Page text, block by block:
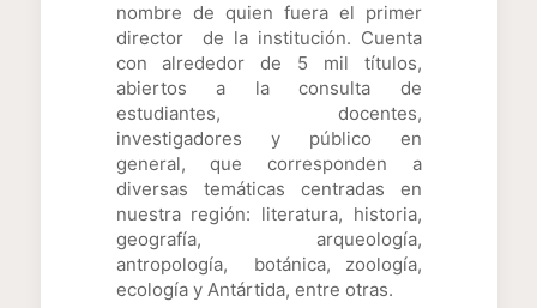
nombre de quien fuera el primer
director de la institución. Cuenta
con alrededor de 5 mil títulos,
abiertos a la consulta de
estudiantes, docentes,
investigadores y público en
general, que corresponden a
diversas temáticas centradas en
nuestra región: literatura, historia,
geografía, arqueología,
antropología, botánica, zoología,
ecología y Antártida, entre otras.